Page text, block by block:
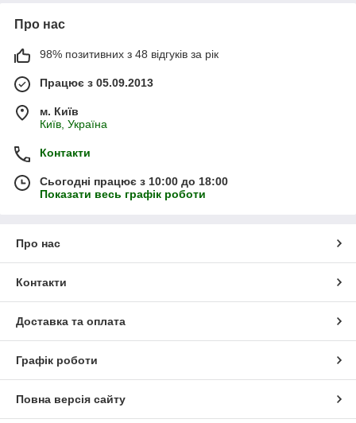
Про нас
98% позитивних з 48 відгуків за рік
Працює з 05.09.2013
м. Київ
Київ, Україна
Контакти
Сьогодні працює з 10:00 до 18:00
Показати весь графік роботи
Про нас
Контакти
Доставка та оплата
Графік роботи
Повна версія сайту